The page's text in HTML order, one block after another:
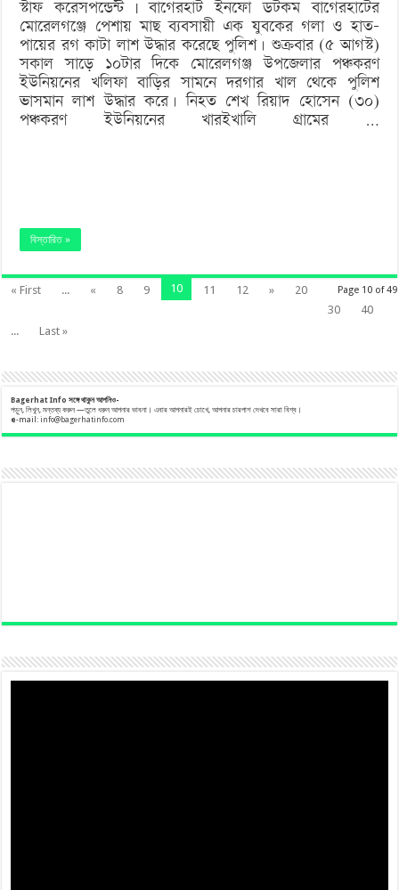
উদ্ধার
স্টাফ করেসপন্ডেন্ট | বাগেরহাট ইনফো ডটকম বাগেরহাটের
মোরেলগঞ্জে পেশায় মাছ ব্যবসায়ী এক যুবকের গলা ও হাত-
পায়ের রগ কাটা লাশ উদ্ধার করেছে পুলিশ। শুক্রবার (৫ আগস্ট)
সকাল সাড়ে ১০টার দিকে মোরেলগঞ্জ উপজেলার পঞ্চকরণ
ইউনিয়নের খলিফা বাড়ির সামনে দরগার খাল থেকে পুলিশ
ভাসমান লাশ উদ্ধার করে। নিহত শেখ রিয়াদ হোসেন (৩০)
পঞ্চকরণ ইউনিয়নের খারইখালি গ্রামের …
বিস্তারিত »
Page 10 of 49
« First ... « 8 9 10 11 12 »
20
30
40
...
Last »
Bagerhat Info সঙ্গেথাকুনআপনিও-
পড়ুন, লিখুন, মন্তব্য করুন —তুলে ধরুন আপনার ভাবনা। এবার আপনারই চোখে, আপনার চারপাশ দেখবে সারা বিশ্ব।
e-mail:info@bagerhatinfo.com